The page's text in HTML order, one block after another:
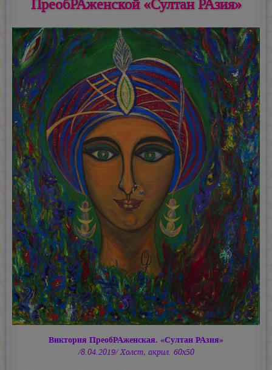
ПреобРАженской «Султан РАзия»
Виктория ПреобРАженская. «Султан РАзия»
/8.04.2019/ Холст, акрил. 60х50